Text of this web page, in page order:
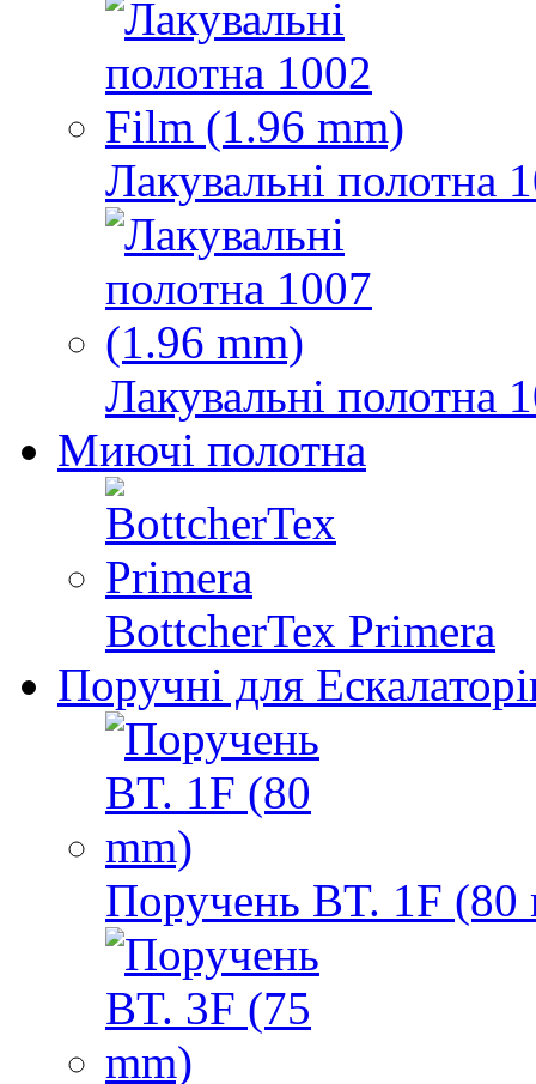
Лакувальні полотна
Лакувальні полотна
Миючі полотна
BottcherTex Primera
Поручні для
Поручень BT. 1F (80